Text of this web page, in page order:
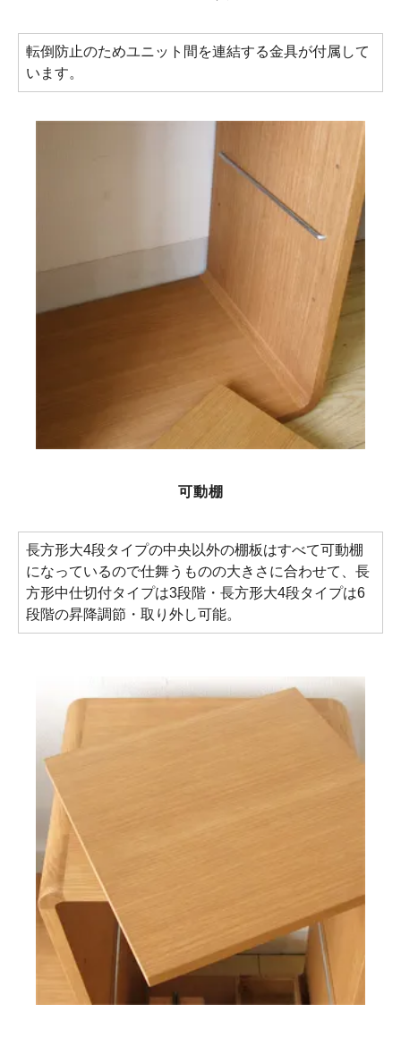
転倒防止のためユニット間を連結する金具が付属して
います。
可動棚
長方形大4段タイプの中央以外の棚板はすべて可動棚
になっているので仕舞うものの大きさに合わせて、長
方形中仕切付タイプは3段階・長方形大4段タイプは6
段階の昇降調節・取り外し可能。